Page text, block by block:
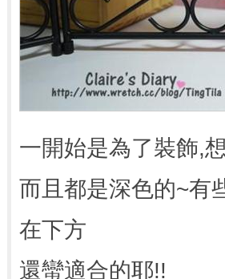
一開始是為了裝飾,
而且都是深色的~有
在下方
還蠻適合的耶!!